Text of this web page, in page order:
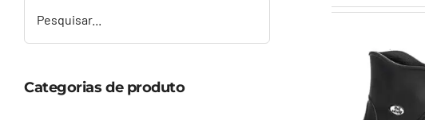
Categorias de produto